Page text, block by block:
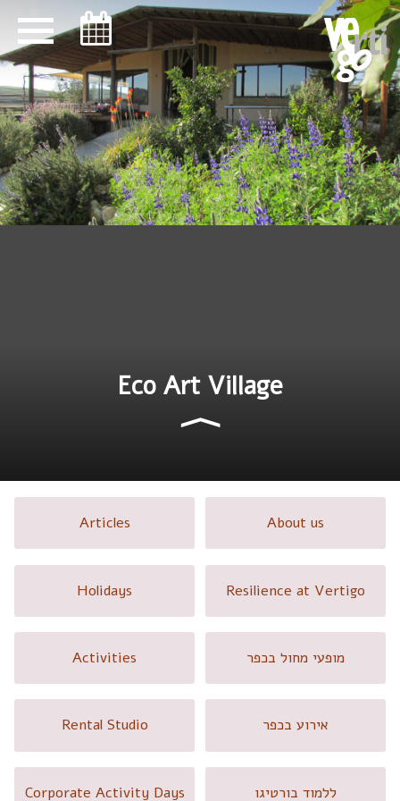
Eco Art Village
⟩
Articles About us
Holidays Resilience at Vertigo
Activities מופעי מחול בכפר
Rental Studio אירוע בכפר
Corporate Activity Days ללמוד בורטיגו
ניווט במקלדת